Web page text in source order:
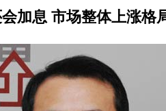
加息 市场整体上涨格